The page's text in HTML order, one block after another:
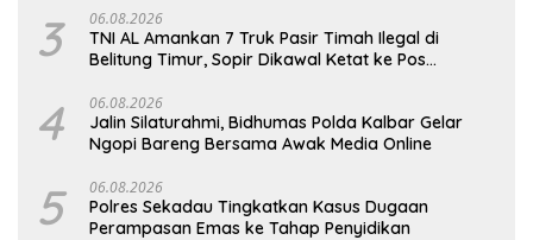
3 06.08.2026
TNI AL Amankan 7 Truk Pasir Timah Ilegal di
Belitung Timur, Sopir Dikawal Ketat ke Pos
4 06.08.2026
Jalin Silaturahmi, Bidhumas Polda Kalbar Gelar
Ngopi Bareng Bersama Awak Media Online
5 06.08.2026
Polres Sekadau Tingkatkan Kasus Dugaan
Perampasan Emas ke Tahap Penyidikan